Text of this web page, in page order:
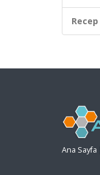
Ana Sayfa